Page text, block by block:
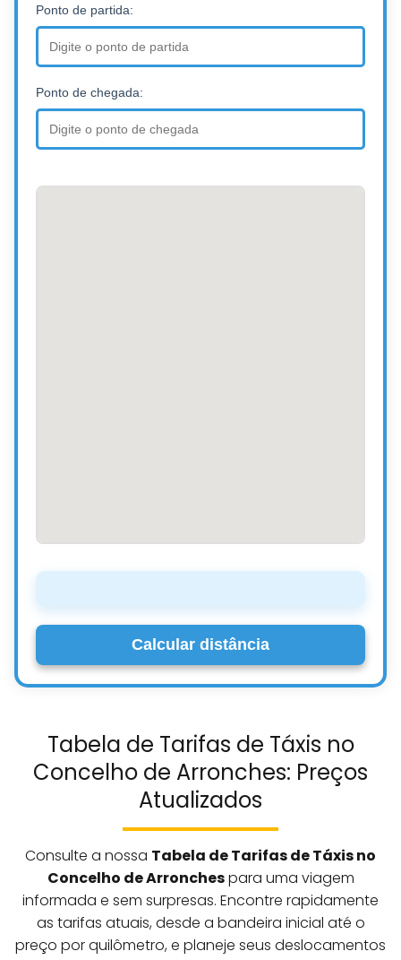
Ponto de partida:
Ponto de chegada:
Calcular distância
Tabela de Tarifas de Táxis no
Concelho de Arronches: Preços
Atualizados
Consulte a nossa Tabela de Tarifas de Táxis no
Concelho de Arronchespara uma viagem
informada e sem surpresas. Encontre rapidamente
as tarifas atuais, desde a bandeira inicial até o
preço por quilômetro, e planeje seus deslocamentos